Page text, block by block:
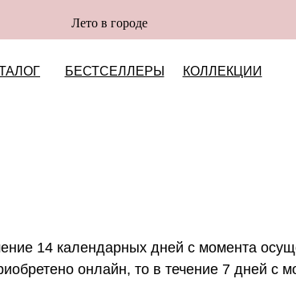
Лето в городе
БЕСТСЕЛЛЕРЫ КОЛЛЕКЦИИ
14 календарных дней с момента
онлайн, то в течение 7 дней с